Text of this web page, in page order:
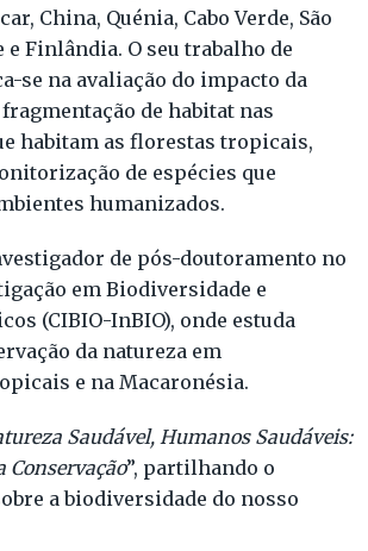
China, Quénia, Cabo Verde, São
e Finlândia. O seu trabalho de
se na avaliação do impacto da
de habitat nas
habitam as florestas tropicais,
de espécies que
humanizados.
de pós-doutoramento no
em Biodiversidade e
(CIBIO-InBIO), onde estuda
da natureza em
e na Macaronésia.
Saudável, Humanos Saudáveis:
Conservação”, partilhando o
a biodiversidade do nosso